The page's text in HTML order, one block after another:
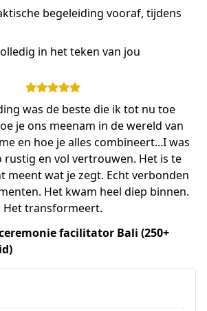
begeleiding vooraf, tijdens
in het teken van jou
was de beste die ik tot nu toe
je ons meenam in de wereld van
en hoe je alles combineert...I was
rustig en vol vertrouwen. Het is te
meent wat je zegt. Echt verbonden
Het kwam heel diep binnen.
Het transformeert.
facilitator Bali (250+